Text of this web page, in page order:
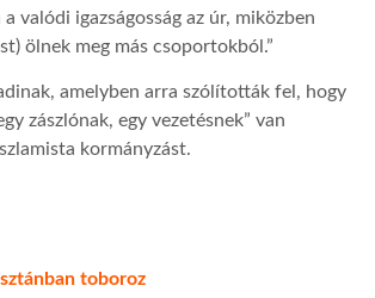
valódi igazságosság az úr, miközben
ölnek meg más csoportokból.”
amelyben arra szólították fel, hogy
zászlónak, egy vezetésnek” van
kormányzást.
toboroz